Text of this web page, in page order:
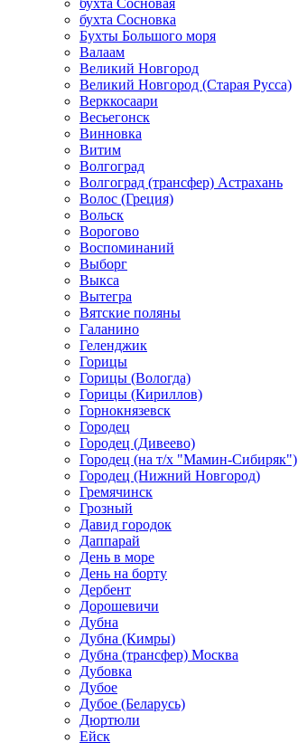
бухта Сосновая
бухта Сосновка
Бухты Большого моря
Валаам
Великий Новгород
Великий Новгород (Старая Русса)
Верккосаари
Весьегонск
Винновка
Витим
Волгоград
Волгоград (трансфер) Астрахань
Волос (Греция)
Вольск
Ворогово
Воспоминаний
Выборг
Выкса
Вытегра
Вятские поляны
Галанино
Геленджик
Горицы
Горицы (Вологда)
Горицы (Кириллов)
Горнокнязевск
Городец
Городец (Дивеево)
Городец (на т/х "Мамин-Сибиряк")
Городец (Нижний Новгород)
Гремячинск
Грозный
Давид городок
Даппарай
День в море
День на борту
Дербент
Дорошевичи
Дубна
Дубна (Кимры)
Дубна (трансфер) Москва
Дубовка
Дубое
Дубое (Беларусь)
Дюртюли
Ейск